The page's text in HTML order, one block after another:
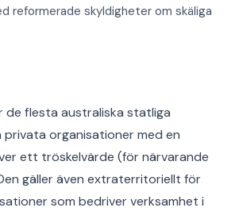
reformerade skyldigheter om skäliga
de flesta australiska statliga
organisationer med en
ett tröskelvärde (för närvarande
gäller även extraterritoriellt för
som bedriver verksamhet i